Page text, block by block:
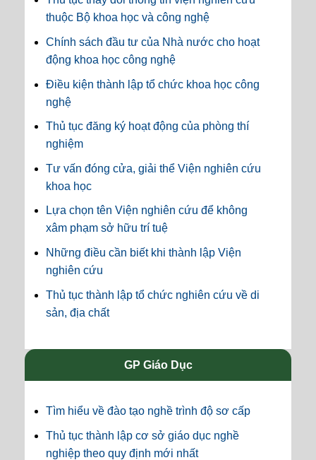
thuộc Bộ khoa học và công nghệ
Chính sách đầu tư của Nhà nước cho hoạt
động khoa học công nghệ
Điều kiện thành lập tổ chức khoa học công
nghệ
Thủ tục đăng ký hoạt động của phòng thí
nghiệm
Tư vấn đóng cửa, giải thể Viện nghiên cứu
khoa học
Lựa chọn tên Viện nghiên cứu để không
xâm phạm sở hữu trí tuệ
Những điều cần biết khi thành lập Viện
nghiên cứu
Thủ tục thành lập tổ chức nghiên cứu về di
sản, địa chất
GP Giáo Dục
Tìm hiểu về đào tạo nghề trình độ sơ cấp
Thủ tục thành lập cơ sở giáo dục nghề
nghiệp theo quy định mới nhất